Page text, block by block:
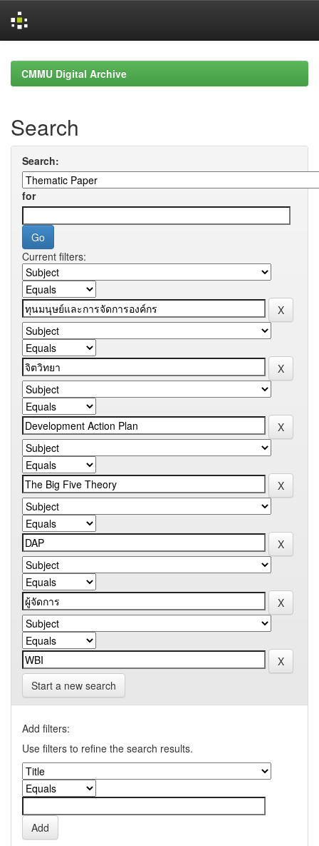
navigationCMMU Digital Archive
Search
Search:
for
Current filters:
Start a new search
Add filters:
Use filters to refine the search results.